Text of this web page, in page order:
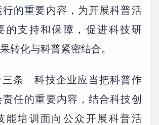
行的重要内容，为开展科普活
的支持和保障，促进科技研
转化与科普紧密结合。
三条 科技企业应当把科普作
任的重要内容，结合科技创
能培训面向公众开展科普活